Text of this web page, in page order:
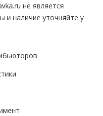
не является
и наличие уточняйте у